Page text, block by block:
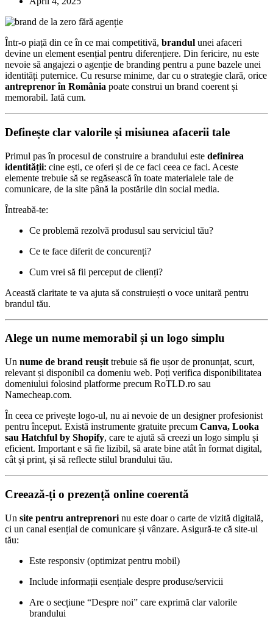
Într-o piață din ce în ce mai competitivă, brandul unei afaceri
devine un element esențial pentru diferențiere. Din fericire, nu este
nevoie să angajezi o agenție de branding pentru a pune bazele unei
identități puternice. Cu resurse minime, dar cu o strategie clară, orice
antreprenor în România poate construi un brand coerent și
memorabil. Iată cum.
Definește clar valorile și misiunea afacerii tale
Primul pas în procesul de construire a brandului este definirea
identității: cine ești, ce oferi și de ce faci ceea ce faci. Aceste
elemente trebuie să se regăsească în toate materialele tale de
comunicare, de la site până la postările din social media.
Întreabă-te:
Ce problemă rezolvă produsul sau serviciul tău?
Ce te face diferit de concurenți?
Cum vrei să fii perceput de clienți?
Această claritate te va ajuta să construiești o voce unitară pentru
brandul tău.
Alege un nume memorabil și un logo simplu
Un nume de brand reușit trebuie să fie ușor de pronunțat, scurt,
relevant și disponibil ca domeniu web. Poți verifica disponibilitatea
domeniului folosind platforme precum RoTLD.ro sau
Namecheap.com.
În ceea ce privește logo-ul, nu ai nevoie de un designer profesionist
pentru început. Există instrumente gratuite precum Canva, Looka
sau Hatchful by Shopify, care te ajută să creezi un logo simplu și
eficient. Important e să fie lizibil, să arate bine atât în format digital,
cât și print, și să reflecte stilul brandului tău.
Creează-ți o prezență online coerentă
Un site pentru antreprenori nu este doar o carte de vizită digitală,
ci un canal esențial de comunicare și vânzare. Asigură-te că site-ul
tău:
Este responsiv (optimizat pentru mobil)
Include informații esențiale despre produse/servicii
Are o secțiune “Despre noi” care exprimă clar valorile
brandului